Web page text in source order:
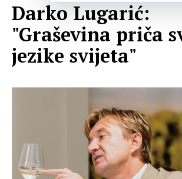
Darko Lugarić:
"Graševina priča
jezike svijeta"